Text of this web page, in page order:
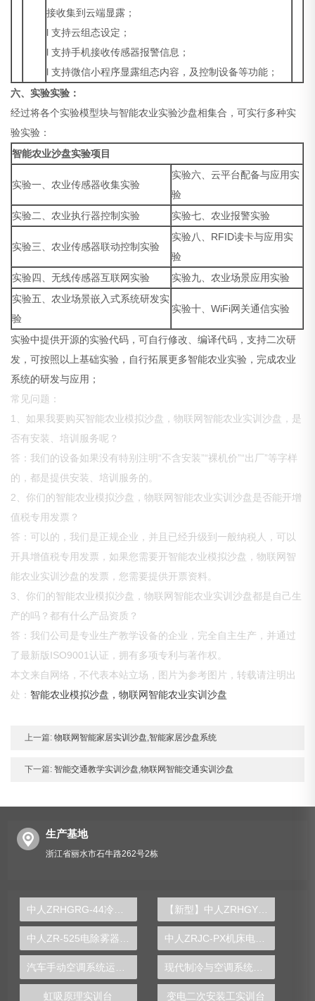
接收集到云端显露；
l 支持云组态设定；
l 支持手机接收传感器报警信息；
l 支持微信小程序显露组态内容，及控制设备等功能；
六、实验实验：
经过将各个实验模型块与智能农业实验沙盘相集合，可实行多种实
验实验：
智能农业沙盘实验项目
实验一、农业传感器收集实验
实验六、云平台配备与应用实
验
实验二、农业执行器控制实验
实验七、农业报警实验
实验三、农业传感器联动控制实验
实验八、RFID读卡与应用实
验
实验四、无线传感器互联网实验
实验九、农业场景应用实验
实验五、农业场景嵌入式系统研发实
验
实验十、WiFi网关通信实验
实验中提供开源的实验代码，可自行修改、编译代码，支持二次研
发，可按照以上基础实验，自行拓展更多智能农业实验，完成农业
系统的研发与应用；
常见问题：
1、如果我要购买智能农业模拟沙盘，物联网智能农业实训沙盘，是
否有安装、培训服务呢？
答：我们的设备如果没有特别注明“不含安装”“裸机价”“出厂”等字样
的，都是提供安装、培训服务的。
2、你们的智能农业模拟沙盘，物联网智能农业实训沙盘是否能开增
值税专用发票？
答：可以的，我们是正规企业，并且已经升级到一般纳税人，可以
开具增值税专用发票，如果您需要开智能农业模拟沙盘，物联网智
能农业实训沙盘的发票，您需要提供开票资料。
3、你们的智能农业模拟沙盘，物联网智能农业实训沙盘都是自己生
产的吗？都有什么产品资质？
答：我们公司是专业生产教学设备的企业，完全自主生产，并通过
了最新版ISO9001认证，拥有多项专利与著作权。
本文来自网络，不代表本站立场，图片为参考图片，转载请注明出
处： 智能农业模拟沙盘，物联网智能农业实训沙盘
上一篇: 物联网智能家居实训沙盘,智能家居沙盘系统
下一篇: 智能交通教学实训沙盘,物联网智能交通实训沙盘
生产基地
浙江省丽水市石牛路262号2栋
【新型】中人ZRHGYL-21液-液换热综合实验装置
中人ZRJC-PX机床电路检修实训柜
虹吸原理实训台 变电二次安装工实训台